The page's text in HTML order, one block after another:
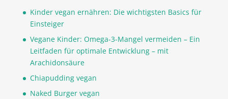
Kinder vegan ernähren: Die wichtigsten Basics für
Einsteiger
Vegane Kinder: Omega-3-Mangel vermeiden – Ein
Leitfaden für optimale Entwicklung – mit
Arachidonsäure
Chiapudding vegan
Naked Burger vegan